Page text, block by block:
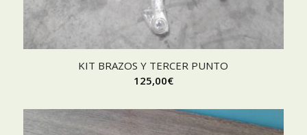
KIT BRAZOS Y TERCER PUNTO
125,00€